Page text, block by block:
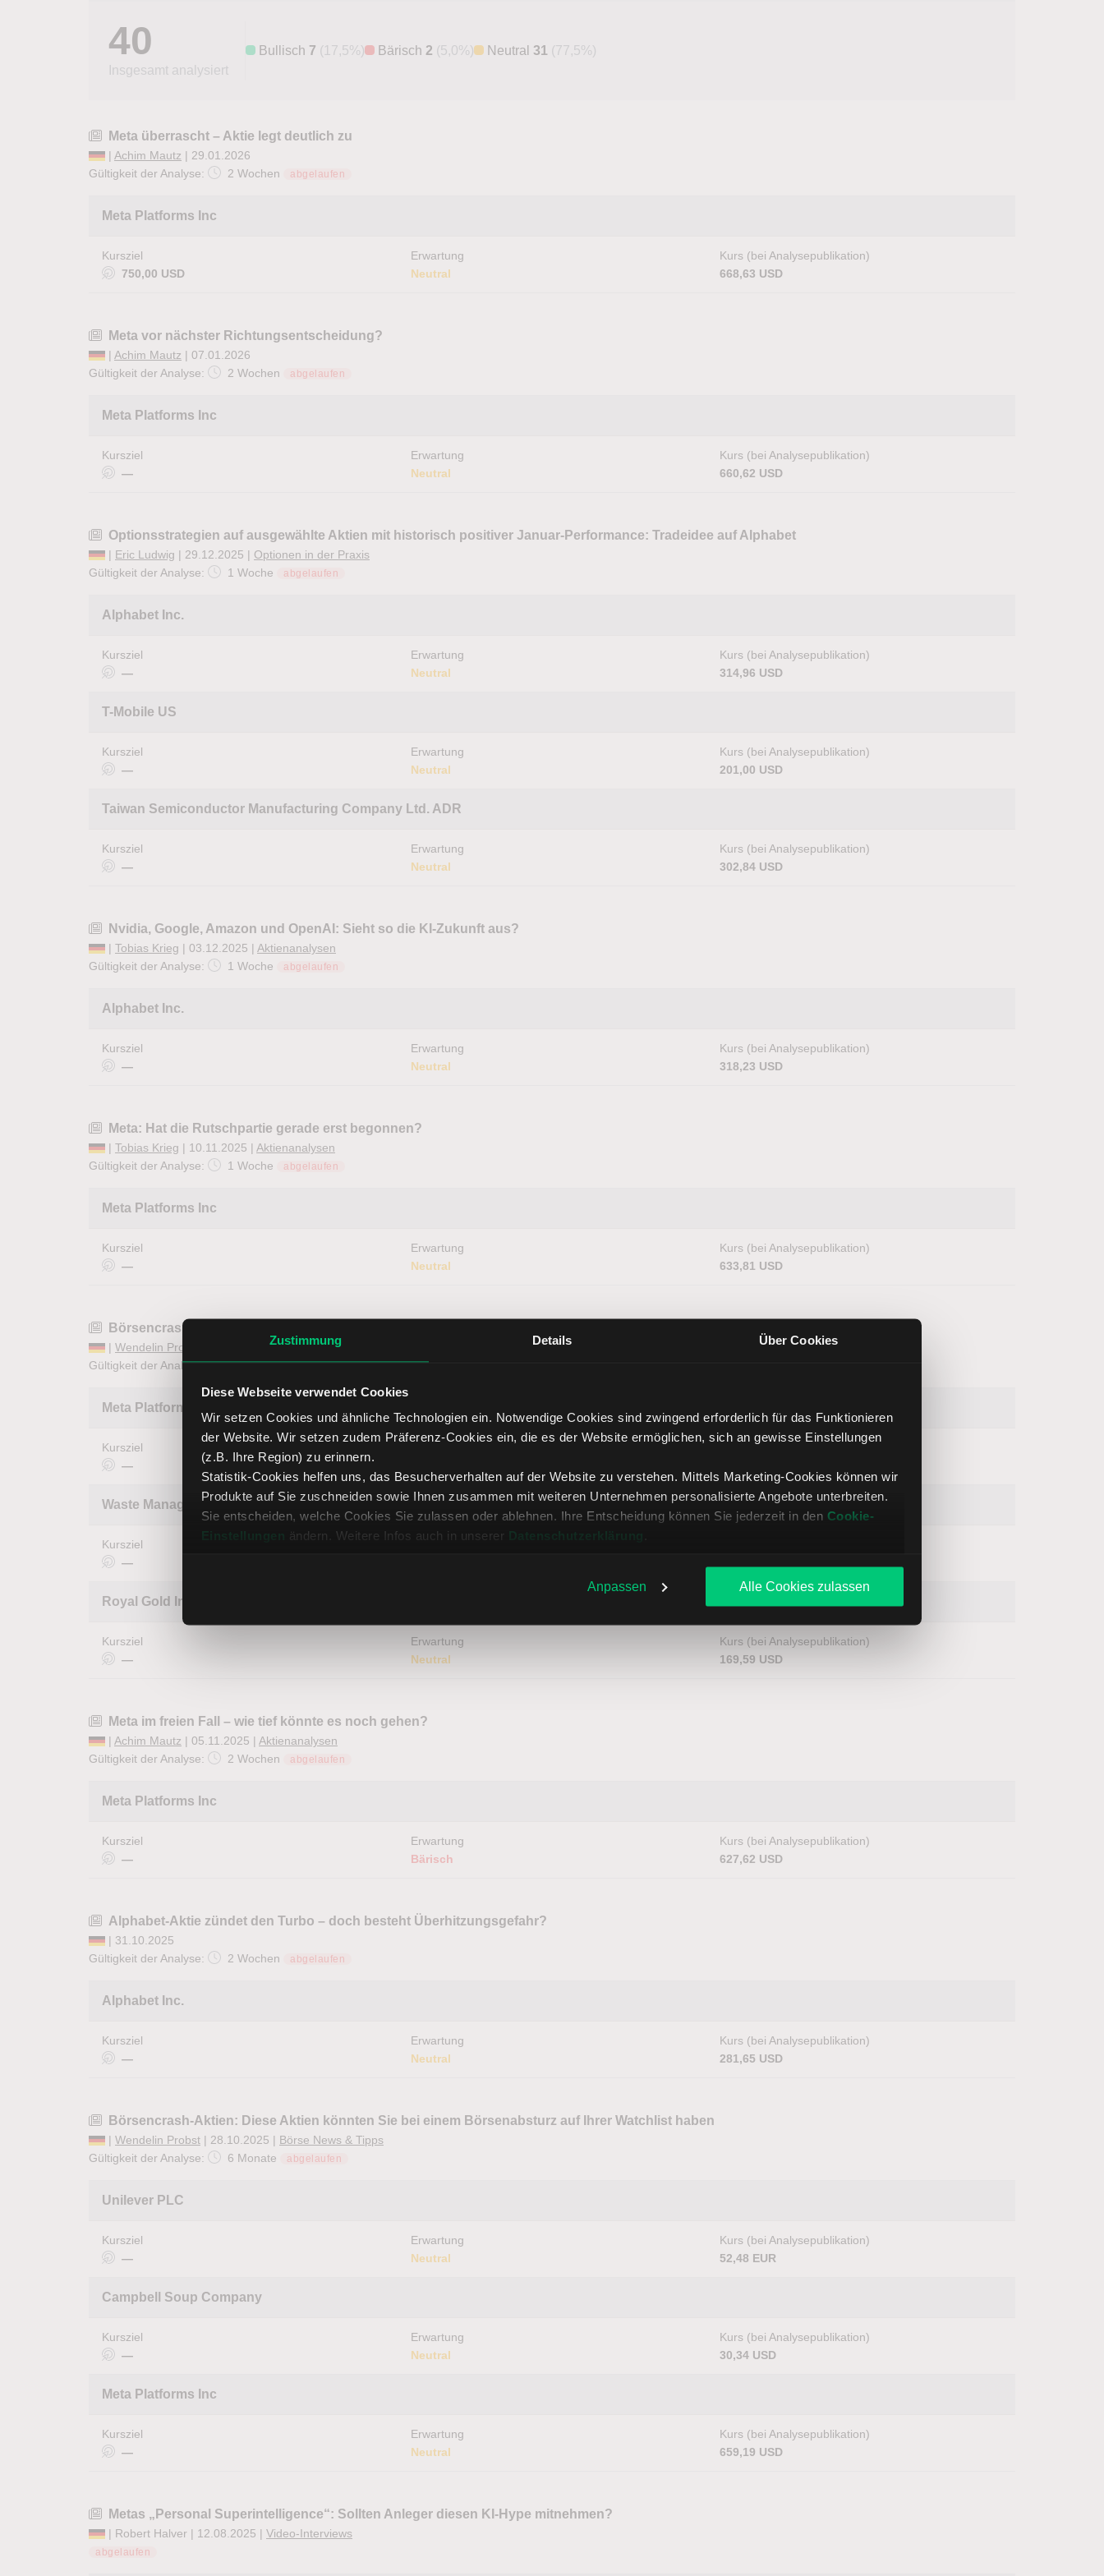
Zustimmung Details Über Cookies
Diese Webseite verwendet Cookies
Wir setzen Cookies und ähnliche Technologien ein. Notwendige Cookies sind zwingend erforderlich für das Funktionieren
der Website. Wir setzen zudem Präferenz-Cookies ein, die es der Website ermöglichen, sich an gewisse Einstellungen
(z.B. Ihre Region) zu erinnern.
Statistik-Cookies helfen uns, das Besucherverhalten auf der Website zu verstehen. Mittels Marketing-Cookies können wir
Produkte auf Sie zuschneiden sowie Ihnen zusammen mit weiteren Unternehmen personalisierte Angebote unterbreiten.
Sie entscheiden, welche Cookies Sie zulassen oder ablehnen. Ihre Entscheidung können Sie jederzeit in den Cookie-
Einstellungen
ändern. Weitere Infos auch in unserer Datenschutzerklärung
Anpassen Alle Cookies zulassen
40
Insgesamt analysiert
Bullisch 7 (17,5%) Bärisch 2 (5,0%) Neutral 31 (77,5%)
Meta überrascht – Aktie legt deutlich zu
| Achim Mautz | 29.01.2026
Gültigkeit der Analyse:
2 Wochen abgelaufen
Meta Platforms Inc
Kursziel
750,00 USD
Erwartung
Neutral
Kurs (bei Analysepublikation)
668,63 USD
Meta vor nächster Richtungsentscheidung?
| Achim Mautz | 07.01.2026
Gültigkeit der Analyse:
2 Wochen abgelaufen
Meta Platforms Inc
Kursziel
—
Erwartung
Neutral
Kurs (bei Analysepublikation)
660,62 USD
Optionsstrategien auf ausgewählte Aktien mit historisch positiver Januar-Performance: Tradeidee auf Alphabet
| Eric Ludwig | 29.12.2025 | Optionen in der Praxis
Gültigkeit der Analyse:
1 Woche abgelaufen
Alphabet Inc.
Kursziel
—
Erwartung
Neutral
Kurs (bei Analysepublikation)
314,96 USD
T-Mobile US
Kursziel
—
Erwartung
Neutral
Kurs (bei Analysepublikation)
201,00 USD
Taiwan Semiconductor Manufacturing Company Ltd. ADR
Kursziel
—
Erwartung
Neutral
Kurs (bei Analysepublikation)
302,84 USD
Nvidia, Google, Amazon und OpenAI: Sieht so die KI-Zukunft aus?
| Tobias Krieg | 03.12.2025 | Aktienanalysen
Gültigkeit der Analyse:
1 Woche abgelaufen
Alphabet Inc.
Kursziel
—
Erwartung
Neutral
Kurs (bei Analysepublikation)
318,23 USD
Meta: Hat die Rutschpartie gerade erst begonnen?
| Tobias Krieg | 10.11.2025 | Aktienanalysen
Gültigkeit der Analyse:
1 Woche abgelaufen
Meta Platforms Inc
Kursziel
—
Erwartung
Neutral
Kurs (bei Analysepublikation)
633,81 USD
Börsencrash-Aktien: Diese Aktien könnten Sie bei einem Börsenabsturz auf Ihrer Watchlist haben
| Wendelin Probst | 28.10.2025 |Börse News & Tipps
Gültigkeit der Analyse:
6 Monate abgelaufen
Meta Platforms Inc
Kursziel
—
Kurs (bei Analysepublikation)
Waste Management Inc.
Kursziel
—
Royal Gold Inc
Kursziel
—
Erwartung
Neutral
Kurs (bei Analysepublikation)
169,59 USD
Meta im freien Fall – wie tief könnte es noch gehen?
| Achim Mautz | 05.11.2025 | Aktienanalysen
Gültigkeit der Analyse:
2 Wochen abgelaufen
Meta Platforms Inc
Kursziel
—
Erwartung
Bärisch
Kurs (bei Analysepublikation)
627,62 USD
Alphabet-Aktie zündet den Turbo – doch besteht Überhitzungsgefahr?
| 31.10.2025
Gültigkeit der Analyse:
2 Wochen abgelaufen
Alphabet Inc.
Kursziel
—
Erwartung
Neutral
Kurs (bei Analysepublikation)
281,65 USD
Börsencrash-Aktien: Diese Aktien könnten Sie bei einem Börsenabsturz auf Ihrer Watchlist haben
| Wendelin Probst | 28.10.2025 | Börse News & Tipps
Gültigkeit der Analyse:
6 Monate abgelaufen
Unilever PLC
Kursziel
—
Erwartung
Neutral
Kurs (bei Analysepublikation)
52,48 EUR
Campbell Soup Company
Kursziel
—
Erwartung
Neutral
Kurs (bei Analysepublikation)
30,34 USD
Meta Platforms Inc
Kursziel
—
Erwartung
Neutral
Kurs (bei Analysepublikation)
659,19 USD
Metas „Personal Superintelligence“: Sollten Anleger diesen KI-Hype mitnehmen?
| Robert Halver | 12.08.2025 | Video-Interviews
abgelaufen